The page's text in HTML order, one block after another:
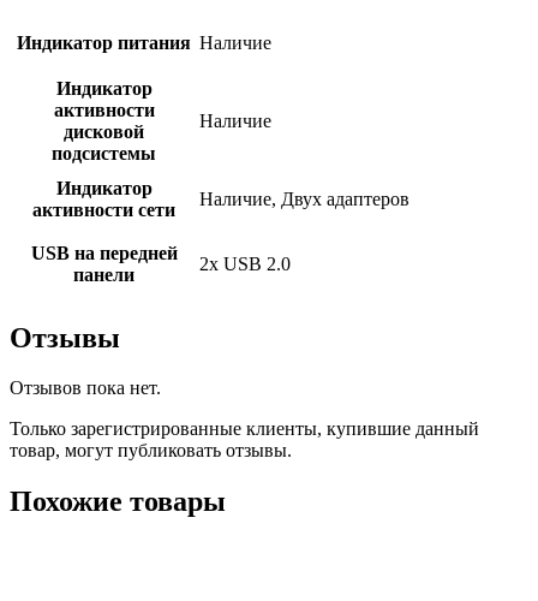
Индикатор питания Наличие
Индикатор
активности
дисковой
подсистемы
Наличие
Индикатор
активности сети
Наличие, Двух адаптеров
USB на передней
панели
2x USB 2.0
Отзывы
Отзывов пока нет.
Только зарегистрированные клиенты, купившие данный
товар, могут публиковать отзывы.
Похожие товары